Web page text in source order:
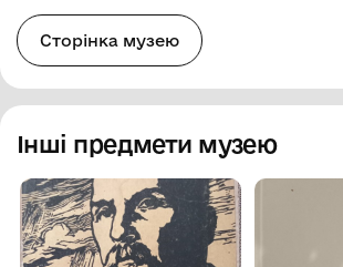
Сторінка музею
Інші предмети музею